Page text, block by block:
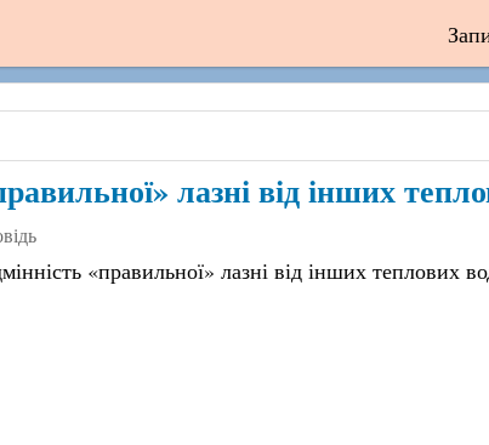
лазні від інших
«правильної» лазні від інших теплових